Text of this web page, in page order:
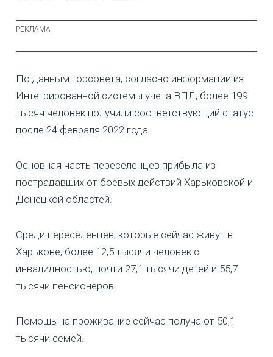
По данным горсовета, согласно информации из
Интегрированной системы учета ВПЛ, более 199
тысяч человек получили соответствующий статус
после 24 февраля 2022 года.
Основная часть переселенцев прибыла из
пострадавших от боевых действий Харьковской и
Донецкой областей.
Среди переселенцев, которые сейчас живут в
Харькове, более 12,5 тысячи человек с
инвалидностью, почти 27,1 тысячи детей и 55,7
тысячи пенсионеров.
Помощь на проживание сейчас получают 50,1
тысячи семей.